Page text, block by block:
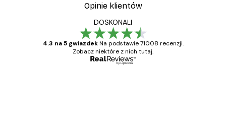
Opinie klientów
DOSKONALI
4.3 na 5 gwiazdek Na podstawie 71008 recenzji.
Zobacz niektóre z nich tutaj.